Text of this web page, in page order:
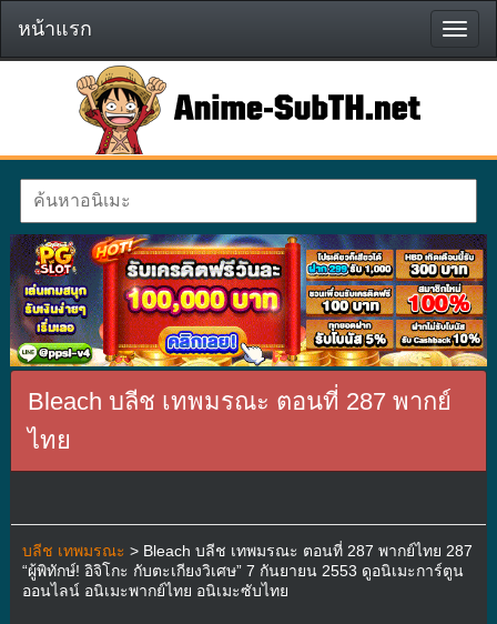
หน้า
แรก
หน้าแรก
Bleach บลีช เทพมรณะ ตอนที่ 287 พากย์
ไทย
บลีช เทพมรณะ > Bleach บลีช เทพมรณะ ตอนที่ 287 พากย์ไทย 287
“ผู้พิทักษ์! อิจิโกะ กับตะเกียงวิเศษ” 7 กันยายน 2553 ดูอนิเมะการ์ตูน
ออนไลน์ อนิเมะพากย์ไทย อนิเมะซับไทย